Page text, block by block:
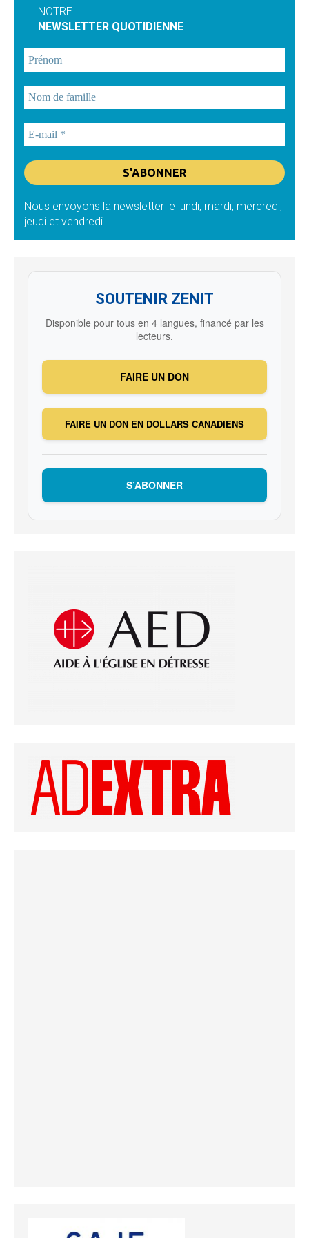
NOTRE
NEWSLETTER QUOTIDIENNE
Nous envoyons la newsletter le lundi, mardi, mercredi,
jeudi et vendredi
SOUTENIR ZENIT
Disponible pour tous en 4 langues, financé par les
lecteurs.
FAIRE UN DON
FAIRE UN DON EN DOLLARS CANADIENS
S’ABONNER